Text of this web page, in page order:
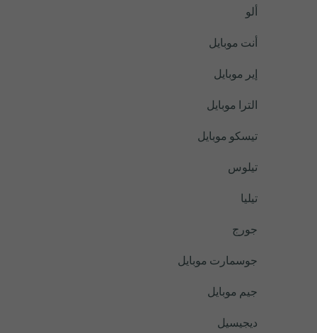
ألو
أنت موبايل
إير موبايل
الترا موبايل
تيسكو موبايل
تيلوس
تيليا
جورج
جوسمارت موبايل
جيم موبايل
ديجيسيل